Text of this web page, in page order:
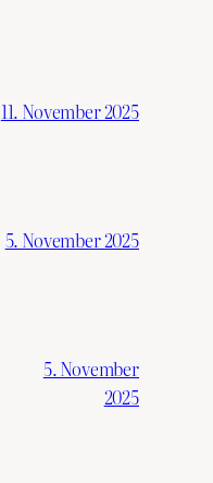
11. November 2025
5. November 2025
5. November
2025